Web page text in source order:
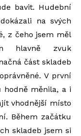
bavit. Hudební
na svých
z čeho jsem měl
hlavně zvuk
část skladeb
V první
hodně měnila, a i
vhodnější místo
Během začátku
skladeb jsem si